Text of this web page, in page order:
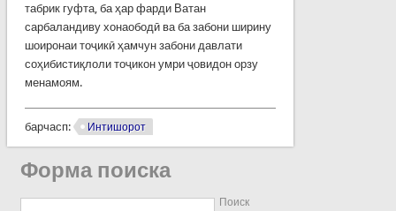
табрик гуфта, ба ҳар фарди Ватан
сарбаландиву хонаободӣ ва ба забони ширину
шоиронаи тоҷикӣ ҳамчун забони давлати
соҳибистиқлоли тоҷикон умри ҷовидон орзу
менамоям.
барчасп: Интишорот
Форма поиска
Поиск